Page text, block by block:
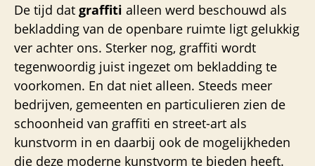
De tijd dat graffiti alleen werd beschouwd als
bekladding van de openbare ruimte ligt gelukkig
ver achter ons. Sterker nog, graffiti wordt
tegenwoordig juist ingezet om bekladding te
voorkomen. En dat niet alleen. Steeds meer
bedrijven, gemeenten en particulieren zien de
schoonheid van graffiti en street-art als
kunstvorm in en daarbij ook de mogelijkheden
die deze moderne kunstvorm te bieden heeft.